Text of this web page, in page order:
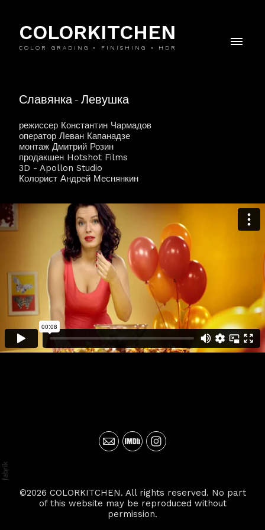
COLORKITCHEN
COLOR GRADING • FINISHING • HDR
Славянка - Левушка
режиссер Константин Чармадов
оператор Леван Капанадзе
монтаж Дмитрий Розин
продакшен Hotshot Films
3D - Apollon Studio
Колорист Андрей Меснянкин
©2026 COLORKITCHEN. All rights reserved. No part
of this website may be reproduced without
permission.